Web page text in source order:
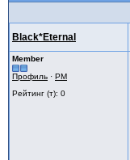
Black*Eternal
Member
Профиль · PM
Рейтинг (т): 0